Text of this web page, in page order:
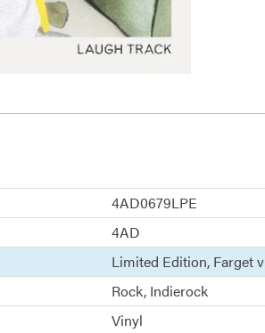
4AD0679LPE
4AD
Limited Edition Farget
Rock Indierock
Vinyl